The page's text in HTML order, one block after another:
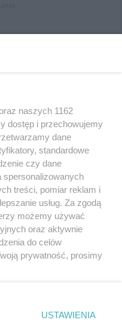
korzystania z portali
sięz nami
naszych 1162
dostęp i przechowujemy
dane
standardowe
czy dane
spersonalizowanych
treści, pomiar reklam i
usług. Za zgodą
możemy używać
oraz aktywnie
do celów
prywatność, prosimy
dolnym rogu strony
danych nie wymagają
USTAWIENIA